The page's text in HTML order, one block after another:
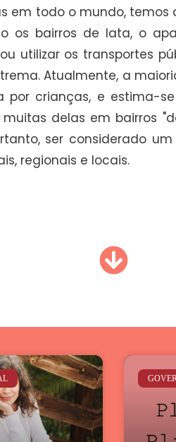
em todo o mundo,
os bairros de lata, o
utilizar os transportes
Atualmente, a
crianças, e estima-
delas em bairros
ser considerado
regionais e locais.